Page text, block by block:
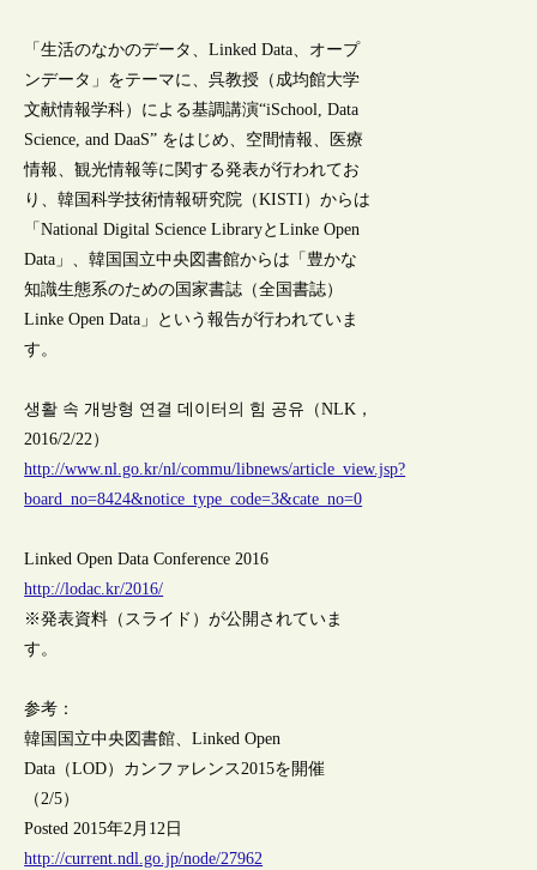
「生活のなかのデータ、Linked Data、オープ
ンデータ」をテーマに、呉教授（成均館大学
文献情報学科）による基調講演“iSchool, Data
Science, and DaaS” をはじめ、空間情報、医療
情報、観光情報等に関する発表が行われてお
り、韓国科学技術情報研究院（KISTI）からは
「National Digital Science LibraryとLinke Open
Data」、韓国国立中央図書館からは「豊かな
知識生態系のための国家書誌（全国書誌）
Linke Open Data」という報告が行われていま
す。
생활 속 개방형 연결 데이터의 힘 공유（NLK，
2016/2/22）
http://www.nl.go.kr/nl/commu/libnews/article_view.jsp?
board_no=8424&notice_type_code=3&cate_no=0
Linked Open Data Conference 2016
http://lodac.kr/2016/
※発表資料（スライド）が公開されていま
す。
参考：
韓国国立中央図書館、Linked Open
Data（LOD）カンファレンス2015を開催
（2/5）
Posted 2015年2月12日
http://current.ndl.go.jp/node/27962